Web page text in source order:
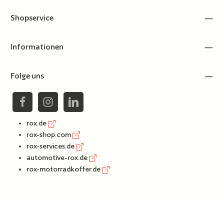
Shopservice
Informationen
Folge uns
rox.de
rox-shop.com
rox-services.de
automotive-rox.de
rox-motorradkoffer.de